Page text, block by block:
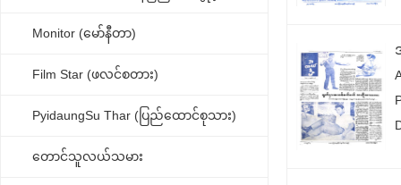
Monitor (မော်နီတာ)
Film Star (ဖလင်စတား)
PyidaungSu Thar (ပြည်ထောင်စုသား)
တောင်သူလယ်သမား